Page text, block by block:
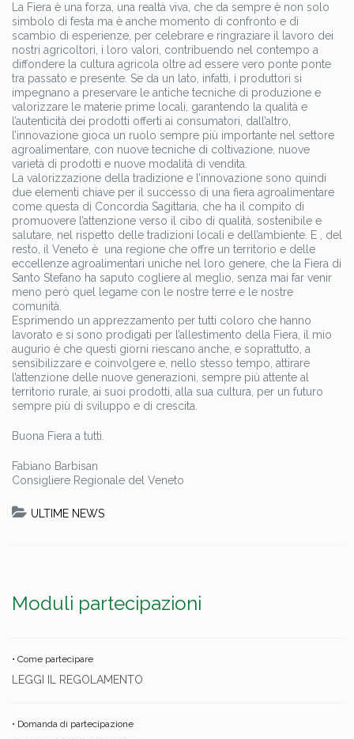
La Fiera è una forza, una realtà viva, che da sempre è non solo
simbolo di festa ma è anche momento di confronto e di
scambio di esperienze, per celebrare e ringraziare il lavoro dei
nostri agricoltori, i loro valori, contribuendo nel contempo a
diffondere la cultura agricola oltre ad essere vero ponte ponte
tra passato e presente. Se da un lato, infatti, i produttori si
impegnano a preservare le antiche tecniche di produzione e
valorizzare le materie prime locali, garantendo la qualità e
l’autenticità dei prodotti offerti ai consumatori, dall’altro,
l’innovazione gioca un ruolo sempre più importante nel settore
agroalimentare, con nuove tecniche di coltivazione, nuove
varietà di prodotti e nuove modalità di vendita.
La valorizzazione della tradizione e l’innovazione sono quindi
due elementi chiave per il successo di una fiera agroalimentare
come questa di Concordia Sagittaria, che ha il compito di
promuovere l’attenzione verso il cibo di qualità, sostenibile e
salutare, nel rispetto delle tradizioni locali e dell’ambiente. E , del
resto, il Veneto è una regione che offre un territorio e delle
eccellenze agroalimentari uniche nel loro genere, che la Fiera di
Santo Stefano ha saputo cogliere al meglio, senza mai far venir
meno però quel legame con le nostre terre e le nostre
comunità.
Esprimendo un apprezzamento per tutti coloro che hanno
lavorato e si sono prodigati per l’allestimento della Fiera, il mio
augurio è che questi giorni riescano anche, e soprattutto, a
sensibilizzare e coinvolgere e, nello stesso tempo, attirare
l’attenzione delle nuove generazioni, sempre più attente al
territorio rurale, ai suoi prodotti, alla sua cultura, per un futuro
sempre più di sviluppo e di crescita.
Buona Fiera a tutti.
Fabiano Barbisan
Consigliere Regionale del Veneto
ULTIME NEWS
Moduli partecipazioni
• Come partecipare
LEGGI IL REGOLAMENTO
• Domanda di partecipazione